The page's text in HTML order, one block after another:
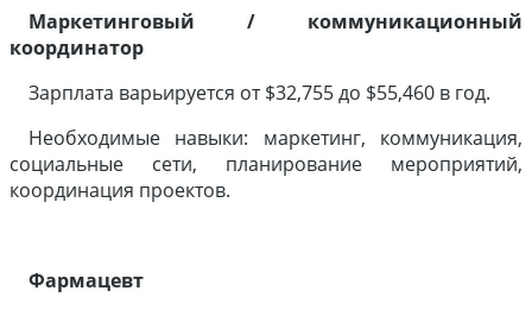
Маркетинговый / коммуникационный
координатор
Зарплата варьируется от $32,755 до $55,460 в год.
Необходимые навыки: маркетинг, коммуникация,
социальные сети, планирование мероприятий,
координация проектов.
Фармацевт